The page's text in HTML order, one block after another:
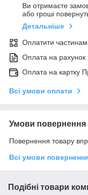
Ви отримаєте
або гроші
Детальніше
Оплатити
Оплата на рахунок
Оплата на картку
Всі умови оплати
Умови повернення
Повернення товару
Всі умови
Подібні товари